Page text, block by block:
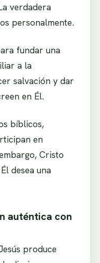
verdadera
personalmente.
fundar una
a la
salvación y dar
en Él.
bíblicos,
en
Cristo
desea una
auténtica con
produce